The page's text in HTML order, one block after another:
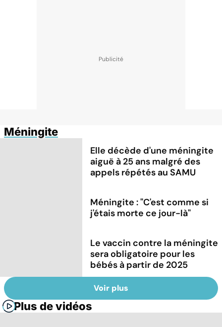
Méningite
Elle décède d'une méningite
aiguë à 25 ans malgré des
appels répétés au SAMU
Méningite : "C'est comme si
j'étais morte ce jour-là"
Le vaccin contre la méningite
sera obligatoire pour les
bébés à partir de 2025
Voir plus
Plus de vidéos